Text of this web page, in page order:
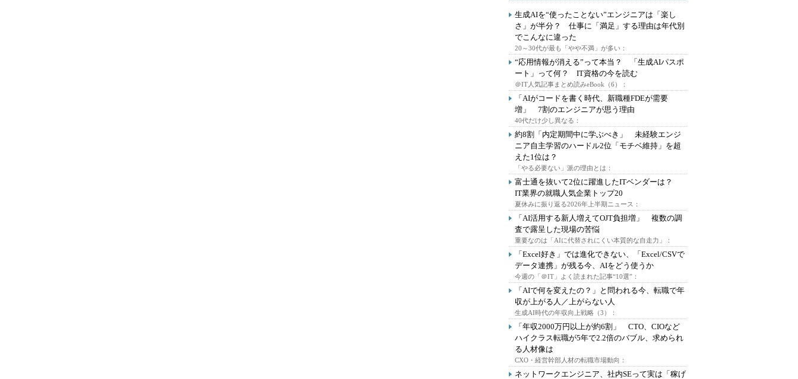
生成AIを“使ったことない”エンジニアは「楽し
さ」が半分？ 仕事に「満足」する理由は年代別
でこんなに違った
20～30代が最も「やや不満」が多い：
“応用情報が消える”って本当？ 「生成AIパスポ
ート」って何？ IT資格の今を読む
＠IT人気記事まとめ読みeBook（6）：
「AIがコードを書く時代、新職種FDEが需要
増」 7割のエンジニアが思う理由
40代だけ少し異なる：
約8割「内定期間中に学ぶべき」 未経験エンジ
ニア自主学習のハードル2位「モチベ維持」を超
えた1位は？
「やる必要ない」派の理由とは：
富士通を抜いて2位に躍進したITベンダーは？
IT業界の就職人気企業トップ20
夏休みに振り返る2026年上半期ニュース：
「AI活用する新人増えてOJT負担増」 複数の調
査で露呈した現場の苦悩
重要なのは「AIに代替されにくい本質的な自走力」：
「Excel好き」では進化できない、「Excel/CSVで
データ連携」が残る今、AIをどう使うか
今週の「＠IT」よく読まれた記事“10選”：
「AIで何を変えたの？」と問われる今、転職で年
収が上がる人／上がらない人
生成AI時代の年収向上戦略（3）：
「年収2000万円以上が約6割」 CTO、CIOなど
ハイクラス転職が5年で2.2倍のバブル、求められ
る人材像は
CXO・経営幹部人材の転職市場動向：
ネットワークエンジニア、社内SEって実は「稼げ